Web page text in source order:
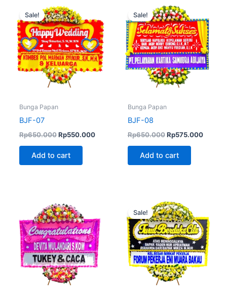
Sale!
Bunga Papan
BJF-07
Rp650.000
price
was:
Rp650.000.
Rp550.000
is:
Rp550.000.
Add to cart
Sale!
Bunga Papan
BJF-08
Rp650.000
price
was:
Rp650.000.
Rp575.000
is:
Add to cart
Sale!
Original
price
was:
Rp650.000.
is: